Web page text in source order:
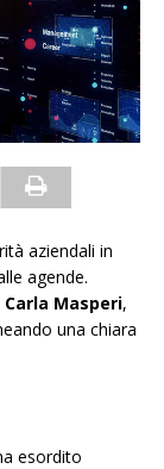
aziendali in
agende.
Carla Masperi,
una chiara
esordito